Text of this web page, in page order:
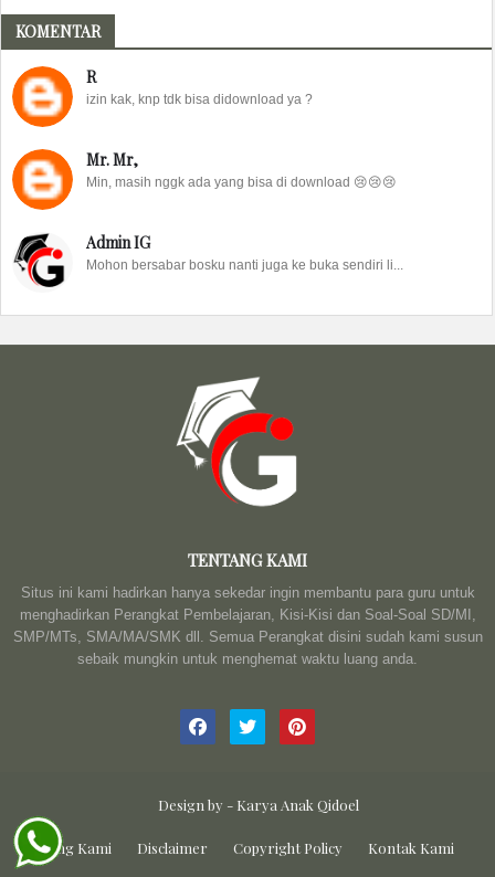
KOMENTAR
R
izin kak, knp tdk bisa didownload ya ?
Mr. Mr,
Min, masih nggk ada yang bisa di download 😢😢😢
Admin IG
Mohon bersabar bosku nanti juga ke buka sendiri li...
TENTANG KAMI
Situs ini kami hadirkan hanya sekedar ingin membantu para guru untuk
menghadirkan Perangkat Pembelajaran, Kisi-Kisi dan Soal-Soal SD/MI,
SMP/MTs, SMA/MA/SMK dll. Semua Perangkat disini sudah kami susun
sebaik mungkin untuk menghemat waktu luang anda.
Design by - Karya Anak Qidoel
Tentang Kami Disclaimer Copyright Policy Kontak Kami